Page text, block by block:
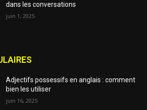
dans les conversations
juin 1, 2025
Adjectifs possessifs en anglais : comment
bien les utiliser
juin 16, 2025